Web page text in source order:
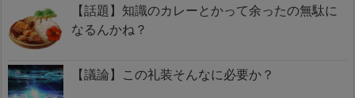
【話題】知識のカレーとかって余ったの無駄に
なるんかね？
【議論】この礼装そんなに必要か？